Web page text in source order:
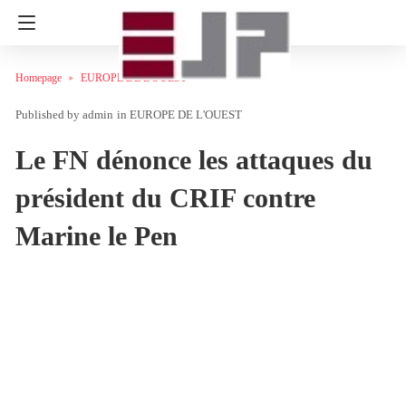
Homepage EUROPE DE L'OUEST
admin in EUROPE DE L'OUEST
Le FN dénonce les attaques du
président du CRIF contre
Marine le Pen